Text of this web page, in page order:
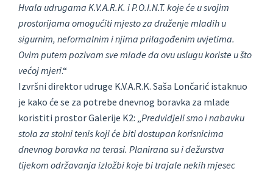
Hvala udrugama K.V.A.R.K. i P.O.I.N.T. koje će u svojim
prostorijama omogućiti mjesto za druženje mladih u
sigurnim, neformalnim i njima prilagođenim uvjetima.
Ovim putem pozivam sve mlade da ovu uslugu koriste u što
većoj mjeri.“
Izvršni direktor udruge K.V.A.R.K. Saša Lončarić istaknuo
je kako će se za potrebe dnevnog boravka za mlade
koristiti prostor Galerije K2: „Predvidjeli smo i nabavku
stola za stolni tenis koji će biti dostupan korisnicima
dnevnog boravka na terasi. Planirana su i dežurstva
tijekom održavanja izložbi koje bi trajale nekih mjesec